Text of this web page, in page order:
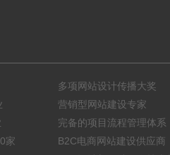
家
多项网站设计传播大奖
营销型网站建设专家
完备的项目流程管理体系
B2C电商网站建设供应商